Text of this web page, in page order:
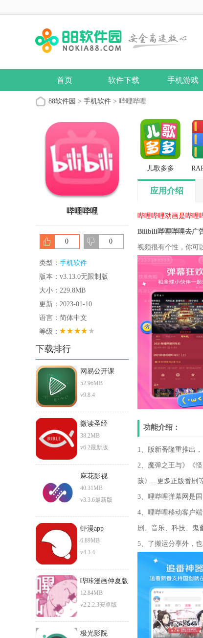
首页 软件下载 手机游戏
88软件园 > 手机软件 > 哔哩哔哩
哔哩哔哩
0 0
类型： 手机软件
版本：v3.13.0无限制版
大小：229.8MB
更新：2023-01-10
语言：简体中文
等级：
下载排行
网易公开课
52.96MB
v9.8.4
微读圣经
38.2MB
v6.2最新版
麻花影视
40.31MB
v3.3.6最新版
虾漫app
6.89MB
v4.3.4
哔咔漫画仲夏版
12.84MB
v2.2.2.3安卓版
极光影院
儿歌多多
应用介绍
哔哩哔哩动画是哔哩
Bilibili哔哩哔哩去广
视频很有个性，你可
功能介绍：
1、版新番隆重推出
2、魔弹之王与》《
孩》...更多正版番剧
3、哩哔哩弹幕网是
4、哩哔哩移动客户
剧、音乐、科技、鬼
5、了搬运分享外，